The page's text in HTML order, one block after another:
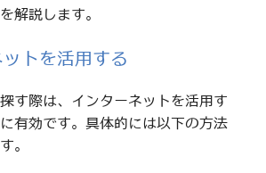
解説します。
トを活用する
す際は、インターネットを活用す
有効です。具体的には以下の方法
。